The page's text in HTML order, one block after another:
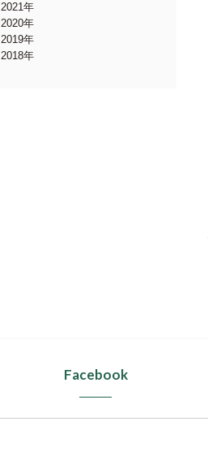
2021年
2020年
2019年
2018年
Facebook